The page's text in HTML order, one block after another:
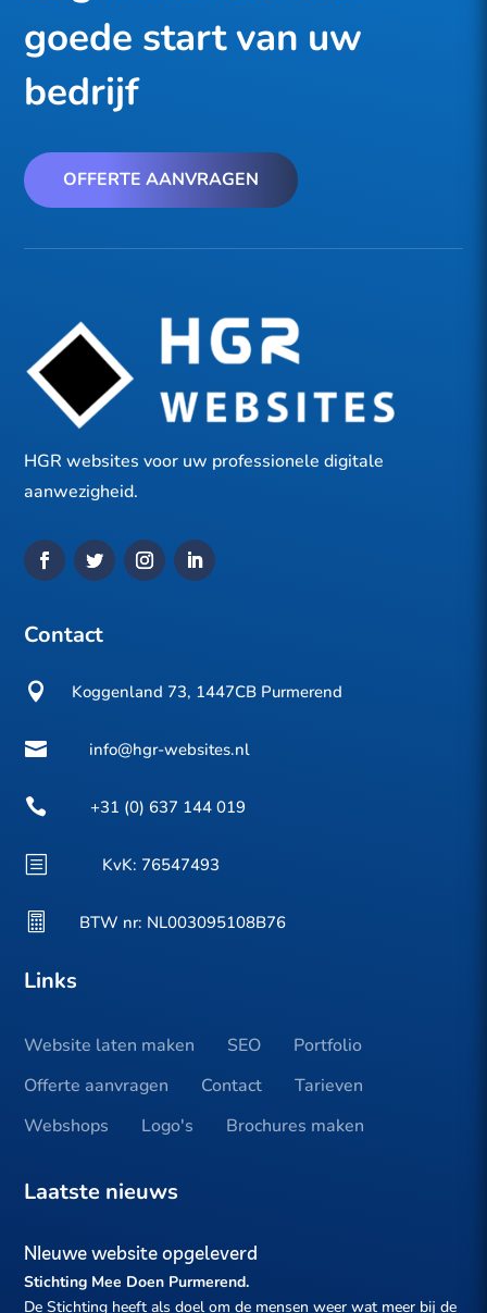
goede start van uw
bedrijf
OFFERTE AANVRAGEN
HGR websites voor uw professionele digitale
aanwezigheid.
Contact
 Koggenland 73, 1447CB Purmerend
 info@hgr-websites.nl
 +31 (0) 637 144 019
b KvK: 76547493
 BTW nr: NL003095108B76
Links
Website laten maken SEO
Portfolio
Offerte aanvragen
Contact
Tarieven
Webshops
Logo's Brochures maken
Laatste nieuws
NIeuwe website opgeleverd
Stichting Mee Doen Purmerend.
De Stichting heeft als doel om de mensen weer wat meer bij de